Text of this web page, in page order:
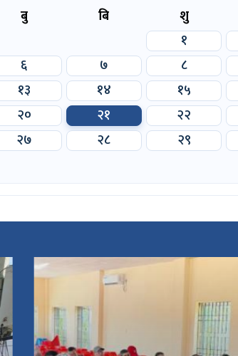
बु बि शु
१
६ ७ ८
१३ १४ १५
२० २१ २२
२७ २८ २९